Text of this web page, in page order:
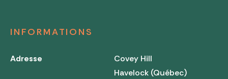
INFORMATIONS
Adresse
Covey Hill
Havelock (Québec)